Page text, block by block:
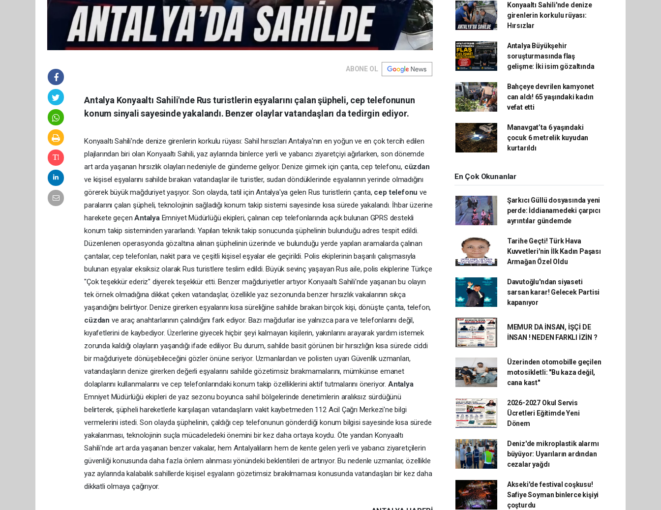
ABONE OL
Antalya Konyaaltı Sahili'nde Rus turistlerin eşyalarını çalan şüpheli, cep telefonunun
konum sinyali sayesinde yakalandı. Benzer olaylar vatandaşları da tedirgin ediyor.
Konyaaltı Sahili'nde denize girenlerin korkulu rüyası: Sahil hırsızları Antalya'nın en yoğun ve en çok tercih edilen
plajlarından biri olan Konyaaltı Sahili, yaz aylarında binlerce yerli ve yabancı ziyaretçiyi ağırlarken, son dönemde
art arda yaşanan hırsızlık olayları nedeniyle de gündeme geliyor. Denize girmek için çanta, cep telefonu, cüzdan
ve kişisel eşyalarını sahilde bırakan vatandaşlar ile turistler, sudan döndüklerinde eşyalarının yerinde olmadığını
görerek büyük mağduriyet yaşıyor. Son olayda, tatil için Antalya'ya gelen Rus turistlerin çanta, cep telefonu ve
paralarını çalan şüpheli, teknolojinin sağladığı konum takip sistemi sayesinde kısa sürede yakalandı. İhbar üzerine
harekete geçenAntalya Emniyet Müdürlüğü ekipleri, çalınan cep telefonlarında açık bulunan GPRS destekli
konum takip sisteminden yararlandı. Yapılan teknik takip sonucunda şüphelinin bulunduğu adres tespit edildi.
Düzenlenen operasyonda gözaltına alınan şüphelinin üzerinde ve bulunduğu yerde yapılan aramalarda çalınan
çantalar, cep telefonları, nakit para ve çeşitli kişisel eşyalar ele geçirildi. Polis ekiplerinin başarılı çalışmasıyla
bulunan eşyalar eksiksiz olarak Rus turistlere teslim edildi. Büyük sevinç yaşayan Rus aile, polis ekiplerine Türkçe
"Çok teşekkür ederiz" diyerek teşekkür etti. Benzer mağduriyetler artıyor Konyaaltı Sahili'nde yaşanan bu olayın
tek örnek olmadığına dikkat çeken vatandaşlar, özellikle yaz sezonunda benzer hırsızlık vakalarının sıkça
yaşandığını belirtiyor. Denize girerken eşyalarını kısa süreliğine sahilde bırakan birçok kişi, dönüşte çanta, telefon,
cüzdan ve araç anahtarlarının çalındığını fark ediyor. Bazı mağdurlar ise yalnızca para ve telefonlarını değil,
kıyafetlerini de kaybediyor. Üzerlerine giyecek hiçbir şeyi kalmayan kişilerin, yakınlarını arayarak yardım istemek
zorunda kaldığı olayların yaşandığı ifade ediliyor. Bu durum, sahilde basit görünen bir hırsızlığın kısa sürede ciddi
bir mağduriyete dönüşebileceğini gözler önüne seriyor. Uzmanlardan ve polisten uyarı Güvenlik uzmanları,
vatandaşların denize girerken değerli eşyalarını sahilde gözetimsiz bırakmamalarını, mümkünse emanet
dolaplarını kullanmalarını ve cep telefonlarındaki konum takip özelliklerini aktif tutmalarını öneriyor. Antalya
Emniyet Müdürlüğü ekipleri de yaz sezonu boyunca sahil bölgelerinde denetimlerin aralıksız sürdüğünü
belirterek, şüpheli hareketlerle karşılaşan vatandaşların vakit kaybetmeden 112 Acil Çağrı Merkezi'ne bilgi
vermelerini istedi. Son olayda şüphelinin, çaldığı cep telefonunun gönderdiği konum bilgisi sayesinde kısa sürede
yakalanması, teknolojinin suçla mücadeledeki önemini bir kez daha ortaya koydu. Öte yandan Konyaaltı
Sahili'nde art arda yaşanan benzer vakalar, hem Antalyalıların hem de kente gelen yerli ve yabancı ziyaretçilerin
güvenliği konusunda daha fazla önlem alınması yönündeki beklentileri de artırıyor. Bu nedenle uzmanlar, özellikle
yaz aylarında kalabalık sahillerde kişisel eşyaların gözetimsiz bırakılmaması konusunda vatandaşları bir kez daha
dikkatli olmaya çağırıyor.
Konyaaltı Sahili'nde denize
girenlerin korkulu rüyası:
Hırsızlar
Antalya Büyükşehir
soruşturmasında flaş
gelişme: İki isim gözaltında
Bahçeye devrilen kamyonet
can aldı! 65 yaşındaki kadın
vefat etti
Manavgat’ta 6 yaşındaki
çocuk 6 metrelik kuyudan
kurtarıldı
En Çok Okunanlar
Şarkıcı Güllü dosyasında yeni
perde: İddianamedeki çarpıcı
ayrıntılar gündemde
Tarihe Geçti! Türk Hava
Kuvvetleri'nin İlk Kadın Paşası
Armağan Özel Oldu
Davutoğlu'ndan siyaseti
sarsan karar! Gelecek Partisi
kapanıyor
MEMUR DA İNSAN, İŞÇİ DE
İNSAN ! NEDEN FARKLI İZİN ?
Üzerinden otomobille geçilen
motosikletli: "Bu kaza değil,
cana kast"
2026-2027 Okul Servis
Ücretleri Eğitimde Yeni
Dönem
Deniz'de mikroplastik alarmı
büyüyor: Uyarıların ardından
cezalar yağdı
Akseki'de festival coşkusu!
Safiye Soyman binlerce kişiyi
çoşturdu